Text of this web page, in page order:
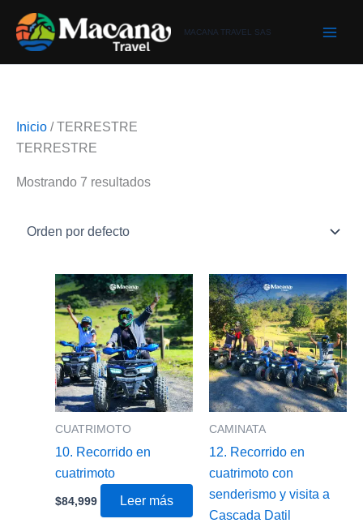
contenido
MACANA TRAVEL SAS
Inicio / TERRESTRE
TERRESTRE
Mostrando 7 resultados
CUATRIMOTO
10. Recorrido en
cuatrimoto
$84,999 Leer más
CAMINATA
12. Recorrido en
cuatrimoto con
senderismo y visita a
Cascada Datil